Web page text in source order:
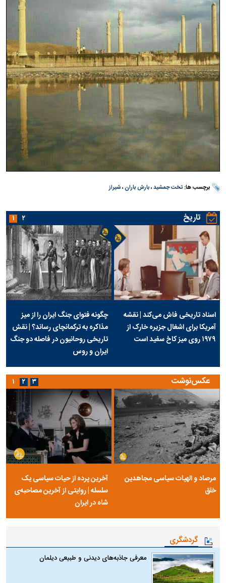
برچسب ها:تخت جمشید،بارش باران،شیراز
تاریخ
اسناد تاریخی فاش می‌کند | نقشه
آمریکا برای اشغال جزیره خارک از
۱۹۷۹ روی میز کاخ سفید است
چگونه فتوای جنگ ایران را از میز
مذاکره به ترکمانچای رساند؟ | نقش
تاریخی روحانیون در فاصله دو جنگ
ایران و روس
۱ ۲
عکس‌نوشت
مرصاد و الهیات سیاسی مجاهدین
خلق
آخرین پرده از حیات سیاسی یک
سلسله | روایتی از آخرین مصاحبه‌ی
شاه در ایران
۱ ۲ ۳
گردشگری
معرفی جاذبه‌های دیدنی و طبیعی دیلمان